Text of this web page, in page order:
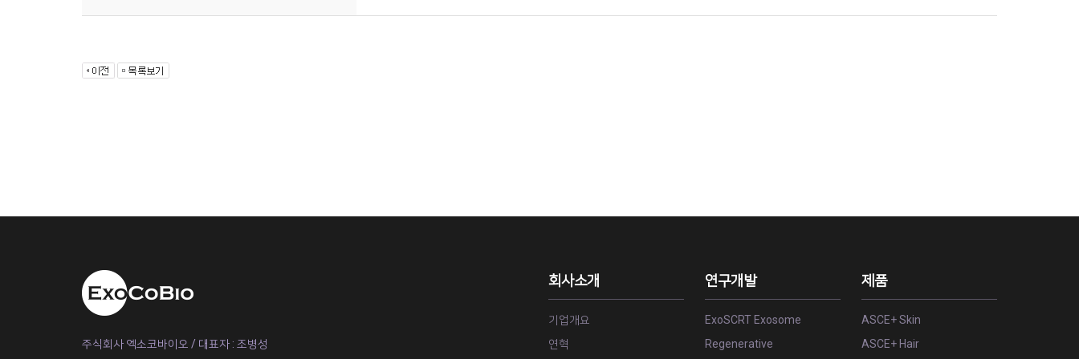
주식회사 엑소코바이오 / 대표자 : 조병성
회사소개
기업개요
연혁
연구개발
ExoSCRT Exosome
Regenerative
제품
ASCE+ Skin
ASCE+ Hair